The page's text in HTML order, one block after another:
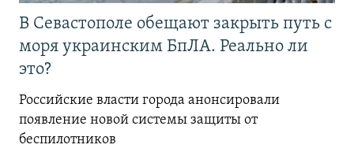
В Севастополе обещают закрыть путь с
моря украинским БпЛА. Реально ли
это?
Российские власти города анонсировали
появление новой системы защиты от
беспилотников